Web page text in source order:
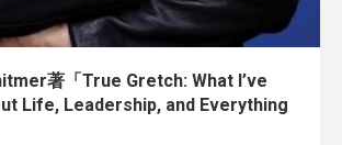
著「True Gretch: What I’ve
Life, Leadership, and Everything